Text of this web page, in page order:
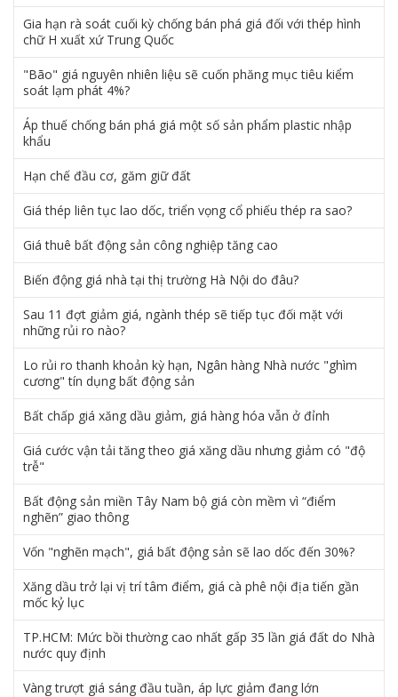
Gia hạn rà soát cuối kỳ chống bán phá giá đối với thép hình
chữ H xuất xứ Trung Quốc
"Bão" giá nguyên nhiên liệu sẽ cuốn phăng mục tiêu kiểm
soát lạm phát 4%?
Áp thuế chống bán phá giá một số sản phẩm plastic nhập
khẩu
Hạn chế đầu cơ, găm giữ đất
Giá thép liên tục lao dốc, triển vọng cổ phiếu thép ra sao?
Giá thuê bất động sản công nghiệp tăng cao
Biến động giá nhà tại thị trường Hà Nội do đâu?
Sau 11 đợt giảm giá, ngành thép sẽ tiếp tục đối mặt với
những rủi ro nào?
Lo rủi ro thanh khoản kỳ hạn, Ngân hàng Nhà nước "ghìm
cương" tín dụng bất động sản
Bất chấp giá xăng dầu giảm, giá hàng hóa vẫn ở đỉnh
Giá cước vận tải tăng theo giá xăng dầu nhưng giảm có "độ
trễ"
Bất động sản miền Tây Nam bộ giá còn mềm vì “điểm
nghẽn” giao thông
Vốn "nghẽn mạch", giá bất động sản sẽ lao dốc đến 30%?
Xăng dầu trở lại vị trí tâm điểm, giá cà phê nội địa tiến gần
mốc kỷ lục
TP.HCM: Mức bồi thường cao nhất gấp 35 lần giá đất do Nhà
nước quy định
Vàng trượt giá sáng đầu tuần, áp lực giảm đang lớn